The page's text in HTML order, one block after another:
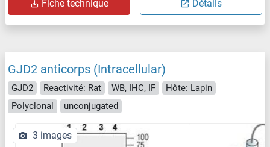
Fiche technique Détails
GJD2 anticorps (Intracellular)
GJD2 Reactivité: Rat WB, IHC, IF
Hôte: Lapin
Polyclonal
unconjugated
3 images